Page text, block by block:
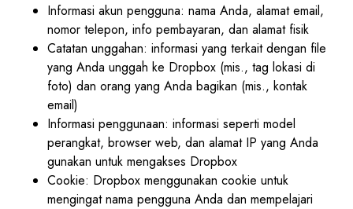
Informasi akun pengguna: nama Anda, alamat email,
nomor telepon, info pembayaran, dan alamat fisik
Catatan unggahan: informasi yang terkait dengan file
yang Anda unggah ke Dropbox (mis., tag lokasi di
foto) dan orang yang Anda bagikan (mis., kontak
email)
Informasi penggunaan: informasi seperti model
perangkat, browser web, dan alamat IP yang Anda
gunakan untuk mengakses Dropbox
Cookie: Dropbox menggunakan cookie untuk
mengingat nama pengguna Anda dan mempelajari